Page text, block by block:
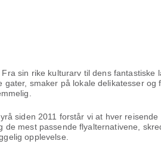
sin rike kulturarv til dens fantastiske
smaker på lokale delikatesser og
siden 2011 forstår vi at hver reisende
mest passende flyalternativene,
opplevelse.